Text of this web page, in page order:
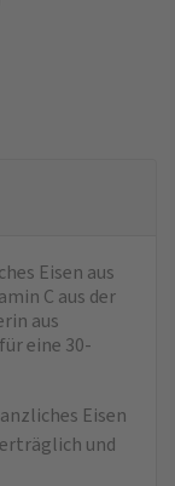
Eisen aus
C aus der
aus
eine 30-
Eisen
und